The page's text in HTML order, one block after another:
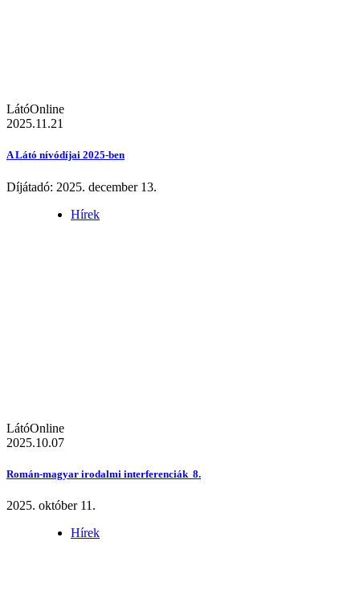
LátóOnline
2025.11.21
A Látó nívódíjai 2025-ben
Díjátadó: 2025. december 13.
Hírek
LátóOnline
2025.10.07
Román-magyar irodalmi interferenciák 8.
2025. október 11.
Hírek